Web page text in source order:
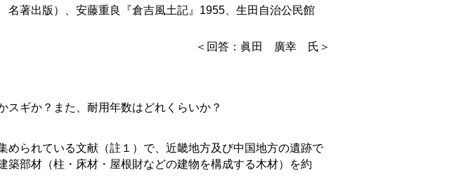
名著出版）、安藤重良『倉吉風土記』1955、生田自治公民館
＜回答：眞田 廣幸 氏＞
ギか？また、耐用年数はどれくらいか？
られている文献（註１）で、近畿地方及び中国地方の遺跡で
築部材（柱・床材・屋根財などの建物を構成する木材）を約